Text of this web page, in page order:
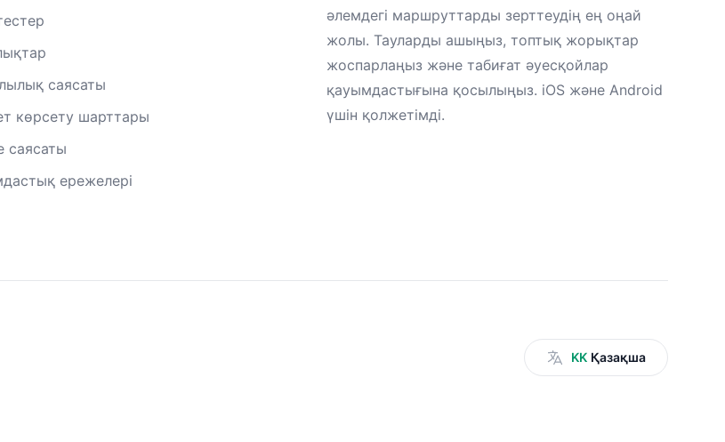
саясаты
көрсету шарттары
саясаты
ережелері
әлемдегі маршруттарды зерттеудің ең оңай
жолы. Тауларды ашыңыз, топтық жорықтар
жоспарлаңыз және табиғат әуесқойлар
қауымдастығына қосылыңыз. iOS және Android
үшін қолжетімді.
KK Қазақша